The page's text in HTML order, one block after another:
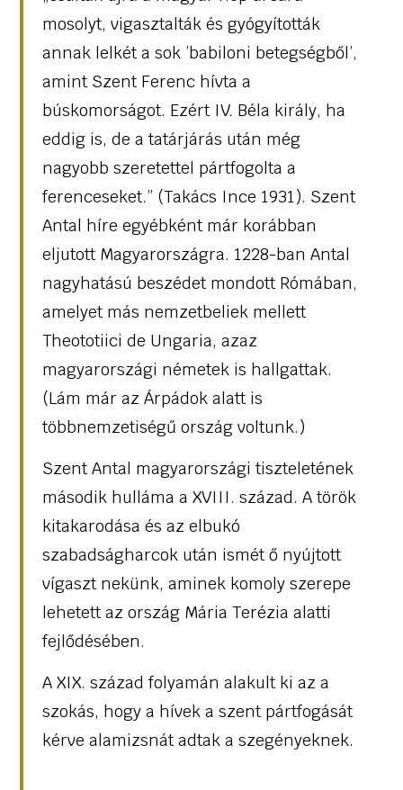
mosolyt, vigasztalták és gyógyították
annak lelkét a sok ’babiloni betegségből’,
amint Szent Ferenc hívta a
búskomorságot. Ezért IV. Béla király, ha
eddig is, de a tatárjárás után még
nagyobb szeretettel pártfogolta a
ferenceseket.” (Takács Ince 1931). Szent
Antal híre egyébként már korábban
eljutott Magyarországra. 1228-ban Antal
nagyhatású beszédet mondott Rómában,
amelyet más nemzetbeliek mellett
Theototiici de Ungaria, azaz
magyarországi németek is hallgattak.
(Lám már az Árpádok alatt is
többnemzetiségű ország voltunk.)
Szent Antal magyarországi tiszteletének
második hulláma a XVIII. század. A török
kitakarodása és az elbukó
szabadságharcok után ismét ő nyújtott
vígaszt nekünk, aminek komoly szerepe
lehetett az ország Mária Terézia alatti
fejlődésében.
A XIX. század folyamán alakult ki az a
szokás, hogy a hívek a szent pártfogását
kérve alamizsnát adtak a szegényeknek.